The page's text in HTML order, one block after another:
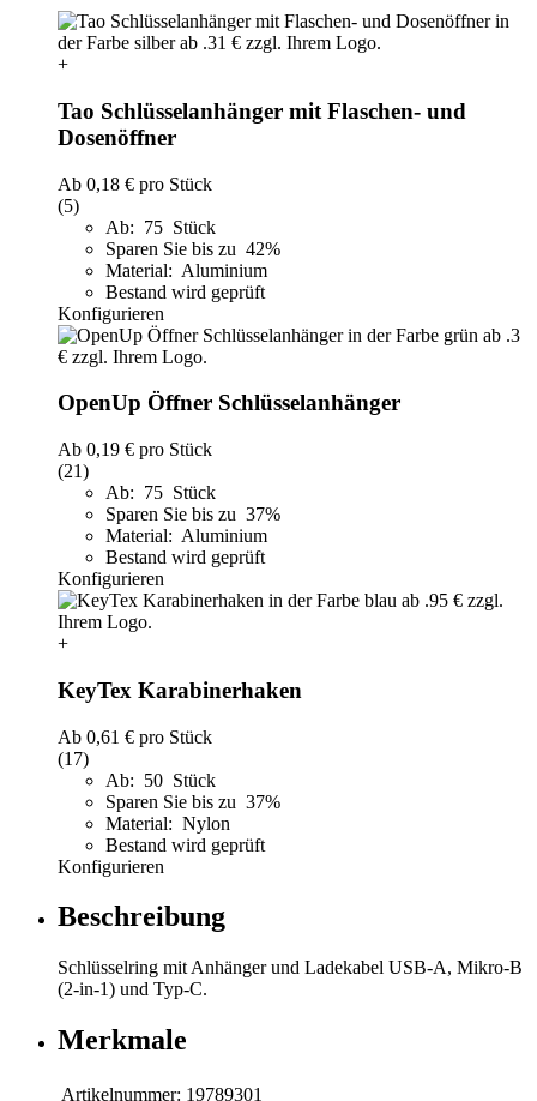
+
Tao Schlüsselanhänger mit Flaschen- und
Dosenöffner
Ab 0,18 € pro Stück
(5)
Ab: 75 Stück
Sparen Sie bis zu 42%
Material: Aluminium
Bestand wird geprüft
Konfigurieren
OpenUp Öffner Schlüsselanhänger
Ab 0,19 € pro Stück
(21)
Ab: 75 Stück
Sparen Sie bis zu 37%
Material: Aluminium
Bestand wird geprüft
Konfigurieren
+
KeyTex Karabinerhaken
Ab 0,61 € pro Stück
(17)
Ab: 50 Stück
Sparen Sie bis zu 37%
Material: Nylon
Bestand wird geprüft
Konfigurieren
Beschreibung
Schlüsselring mit Anhänger und Ladekabel USB-A, Mikro-B
(2-in-1) und Typ-C.
Merkmale
Artikelnummer: 19789301